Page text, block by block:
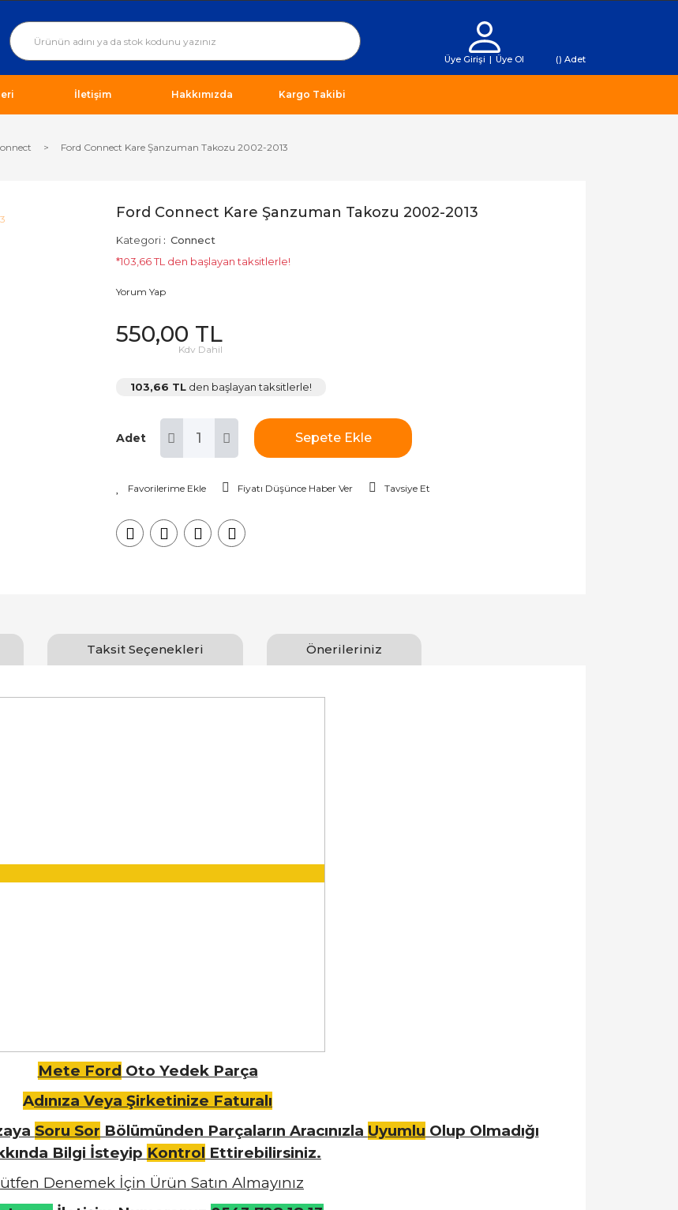
Üye Girişi | Üye Ol () Adet
İletişim Hakkımızda Kargo Takibi
Ford Connect Kare Şanzuman Takozu 2002-2013
Ford Connect Kare Şanzuman Takozu 2002-2013
Kategori
Connect
*103,66 TL den başlayan taksitlerle!
Yorum Yap
550,00 TL
Kdv Dahil
103,66 TL den başlayan taksitlerle!
Adet Sepete Ekle
Fiyatı Düşünce Haber Ver Tavsiye Et
Taksit Seçenekleri Önerileriniz
Mete Ford Oto Yedek Parça
Adınıza Veya Şirketinize Faturalı
Soru Sor Bölümünden Parçaların Aracınızla Uyumlu Olup Olmadığı
Bilgi İsteyip Kontrol Ettirebilirsiniz.
ütfen Denemek İçin Ürün Satın Almayınız